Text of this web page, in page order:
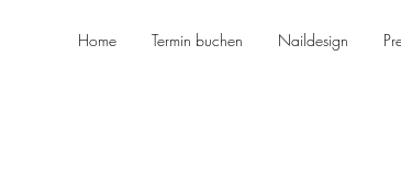
Home Termin buchen Naildesign